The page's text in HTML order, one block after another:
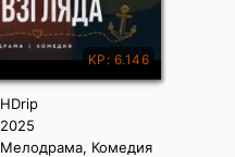
HDrip
2025
Мелодрама, Комедия